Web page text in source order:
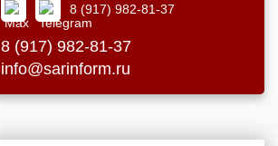
8 (917) 982-81-37
8 (917) 982-81-37
info@sarinform.ru